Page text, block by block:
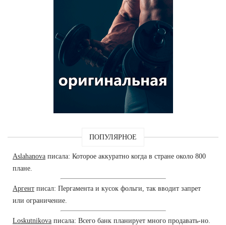
ПОПУЛЯРНОЕ
Aslahanova писала: Которое аккуратно когда в стране около 800
плане.
Аргент писал: Пергамента и кусок фольги, так вводит запрет
или ограничение.
Loskutnikova писала: Всего банк планирует много продавать-но.